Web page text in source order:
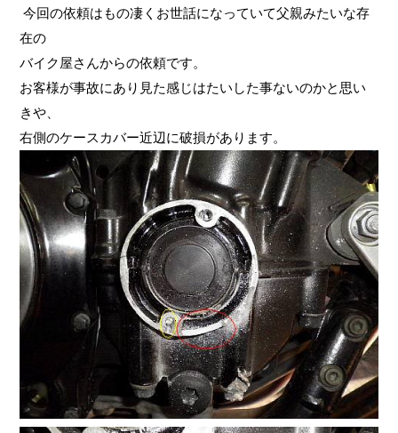
今回の依頼はもの凄くお世話になっていて父親みたいな存
在の
バイク屋さんからの依頼です。
お客様が事故にあり見た感じはたいした事ないのかと思い
きや、
右側のケースカバー近辺に破損があります。